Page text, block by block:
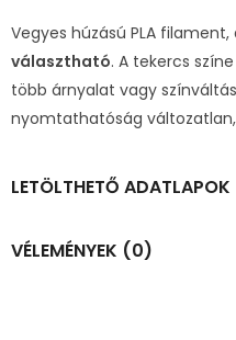
Vegyes húzású PLA
választható. A tekercs
több árnyalat vagy
nyomtathatóság változatlan,
LETÖLTHETŐ ADATLAPOK
VÉLEMÉNYEK (0)